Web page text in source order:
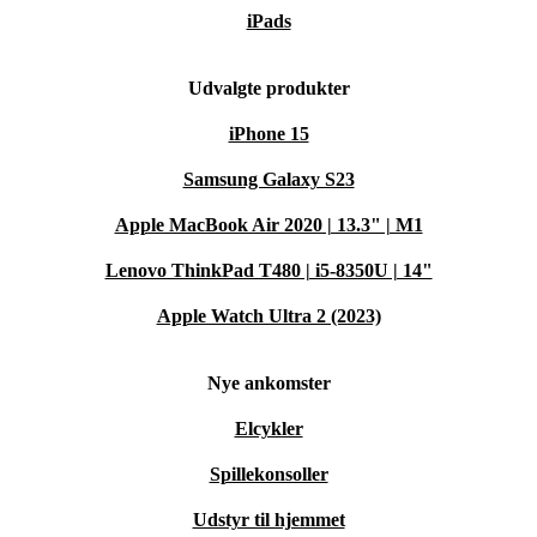
iPads
Udvalgte produkter
iPhone 15
Samsung Galaxy S23
Apple MacBook Air 2020 | 13.3" | M1
Lenovo ThinkPad T480 | i5-8350U | 14"
Apple Watch Ultra 2 (2023)
Nye ankomster
Elcykler
Spillekonsoller
Udstyr til hjemmet